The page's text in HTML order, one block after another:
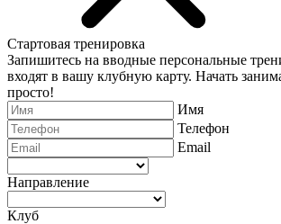
Стартовая тренировка
Запишитесь на вводные персональные
входят в вашу клубную карту. Начать
просто!
Имя
Телефон
Email
Направление
Клуб